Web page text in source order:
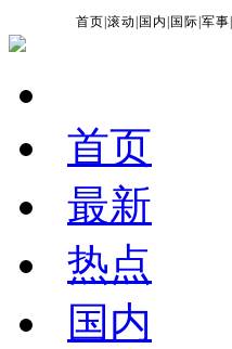
首页 |滚动 国内 国际 |军事
首页
最新
热点
国内